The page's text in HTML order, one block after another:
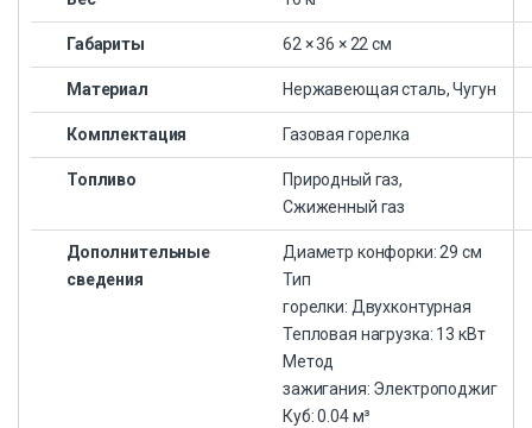
Габариты 62 × 36 × 22 см
Материал Нержавеющая сталь, Чугун
Комплектация Газовая горелка
Топливо
Природный газ,
Сжиженный газ
Дополнительные
сведения
Диаметр конфорки: 29 см
Тип
горелки: Двухконтурная
Тепловая нагрузка: 13 кВт
Метод
зажигания: Электроподжиг
Куб: 0.04 м³